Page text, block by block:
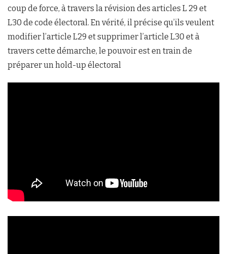
coup de force, à travers la révision des articles L 29 et
L30 de code électoral. En vérité, il précise qu’ils veulent
modifier l’article L29 et supprimer l’article L30 et à
travers cette démarche, le pouvoir est en train de
préparer un hold-up électoral